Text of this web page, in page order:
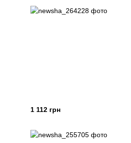
1 112 грн